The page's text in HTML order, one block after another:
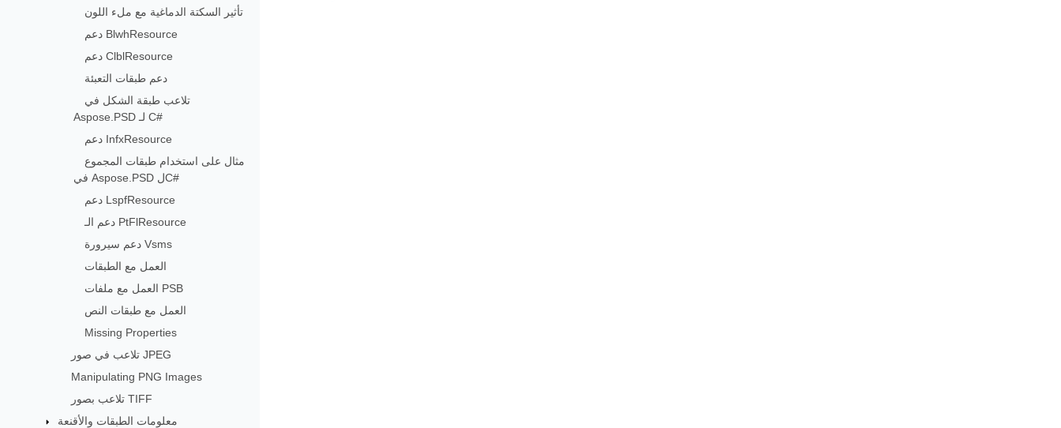
تأثير السكتة الدماغية مع ملء اللون
دعم BlwhResource
دعم ClblResource
دعم طبقات التعبئة
تلاعب طبقة الشكل في
Aspose.PSD لـ C#
دعم InfxResource
مثال على استخدام طبقات المجموع
في Aspose.PSD لC#
دعم LspfResource
دعم الـ PtFlResource
دعم سيرورة Vsms
العمل مع الطبقات
العمل مع ملفات PSB
العمل مع طبقات النص
Missing Properties
تلاعب في صور JPEG
Manipulating PNG Images
تلاعب بصور TIFF
معلومات الطبقات والأقنعة